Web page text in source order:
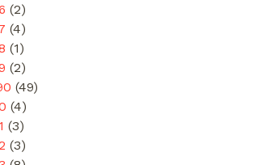
(2)
(4)
(1)
(2)
(49)
(4)
(3)
(3)